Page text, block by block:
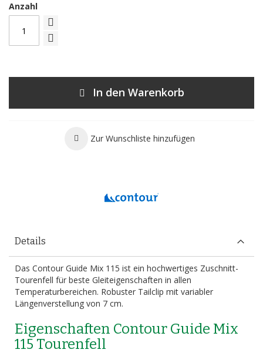
Anzahl
In den Warenkorb
Zur Wunschliste hinzufügen
Details
Das Contour Guide Mix 115 ist ein hochwertiges Zuschnitt-
Tourenfell für beste Gleiteigenschaften in allen
Temperaturbereichen. Robuster Tailclip mit variabler
Längenverstellung von 7 cm.
Eigenschaften Contour Guide Mix
115 Tourenfell